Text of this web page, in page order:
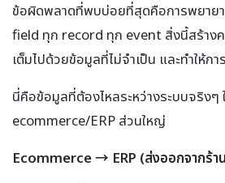
ข้อผิดพลาดที่พบบ่อยที่สุดคือการพยาย
field ทุก record ทุก event สิ่งนี้สร้างค
เต็มไปด้วยข้อมูลที่ไม่จำเป็น และทำให้ก
นี่คือข้อมูลที่ต้องไหลระหว่างระบบจริง
ecommerce/ERP ส่วนใหญ่
Ecommerce → ERP (ส่งออกจากร้า